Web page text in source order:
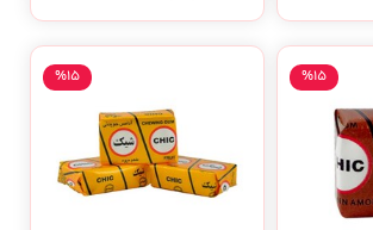
%15
%15